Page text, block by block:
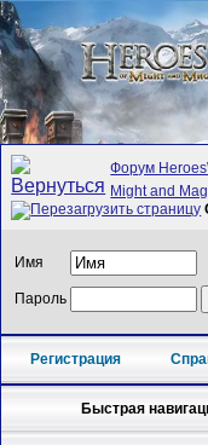
Форум
Might and
Имя
Пароль
Регистрация
Быстрая